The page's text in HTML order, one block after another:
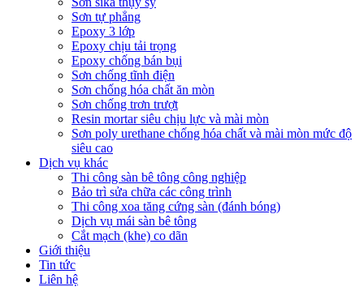
Sơn tự phẳng
Epoxy 3 lớp
Epoxy chịu tải trọng
Epoxy chống bán bụi
Sơn chống tĩnh điện
Sơn chống hóa chất ăn mòn
Sơn chống trơn trượt
Resin mortar siêu chịu lực và mài mòn
Sơn poly urethane chống hóa chất và mài mòn mức độ
siêu cao
Dịch vụ khác
Thi công sàn bê tông công nghiệp
Bảo trì sửa chữa các công trình
Thi công xoa tăng cứng sàn (đánh bóng)
Dịch vụ mái sàn bê tông
Cắt mạch (khe) co dãn
Giới thiệu
Tin tức
Liên hệ